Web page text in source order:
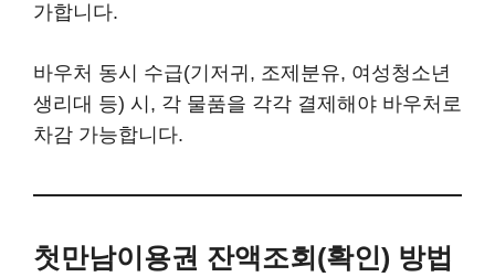
가합니다.
바우처 동시 수급(기저귀, 조제분유, 여성청소년
생리대 등) 시, 각 물품을 각각 결제해야 바우처로
차감 가능합니다.
첫만남이용권 잔액조회(확인) 방법